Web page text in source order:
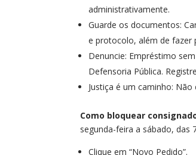
administrativamente.
Guarde os documentos:
e protocolo, além de fazer
Denuncie: Empréstimo
Defensoria Pública.
Justiça é um caminho:
Como bloquear
segunda-feira a sábado, das
Clique em “Novo Pedido”.